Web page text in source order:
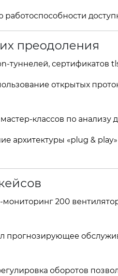
работоспособности
преодоления
сертификатов
открытых
по анализу
архитектуры «plug &
200
прогнозирующее
оборотов